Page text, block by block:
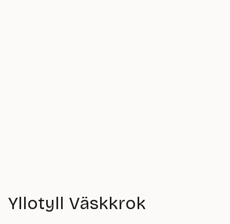
Yllotyll Väskkrok